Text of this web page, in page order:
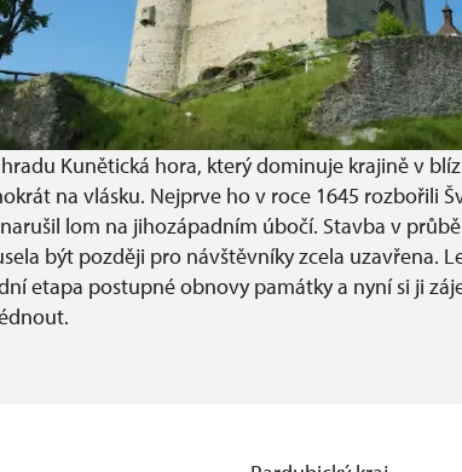
Kunětická hora, který dominuje krajině v
na vlásku. Nejprve ho v roce 1645 rozbořili
lom na jihozápadním úbočí. Stavba v
být později pro návštěvníky zcela uzavřena.
etapa postupné obnovy památky a nyní si ji